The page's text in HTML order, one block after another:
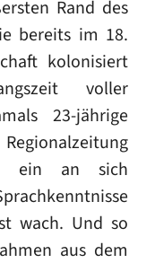
Rand des
bereits im 18.
kolonisiert
voller
23-jährige
ein an sich
wach. Und so
aus dem